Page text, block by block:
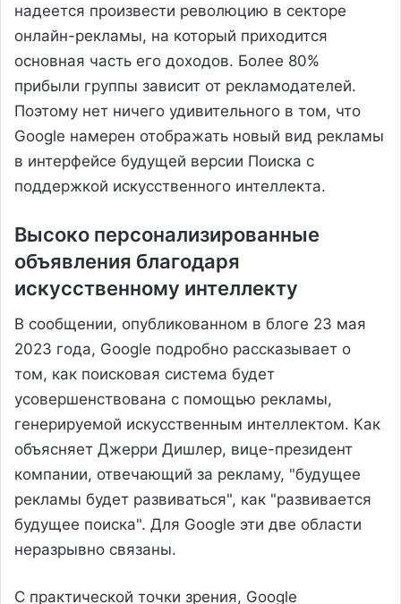
надеется произвести революцию в секторе
онлайн-рекламы, на который приходится
основная часть его доходов. Более 80%
прибыли группы зависит от рекламодателей.
Поэтому нет ничего удивительного в том, что
Google намерен отображать новый вид рекламы
в интерфейсе будущей версии Поиска с
поддержкой искусственного интеллекта.
Высоко персонализированные
объявления благодаря
искусственному интеллекту
В сообщении, опубликованном в блоге 23 мая
2023 года, Google подробно рассказывает о
том, как поисковая система будет
усовершенствована с помощью рекламы,
генерируемой искусственным интеллектом. Как
объясняет Джерри Дишлер, вице-президент
компании, отвечающий за рекламу, "будущее
рекламы будет развиваться", как "развивается
будущее поиска". Для Google эти две области
неразрывно связаны.
С практической точки зрения, Google